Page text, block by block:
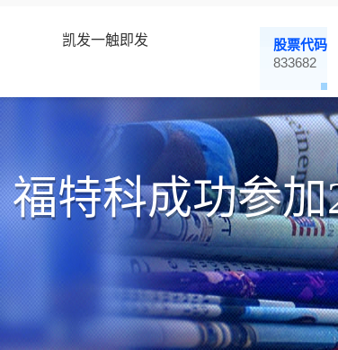
凯发一触即发
股票代码
833682
福特科成功参